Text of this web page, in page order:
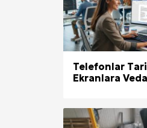
Telefonlar
Ekranlara